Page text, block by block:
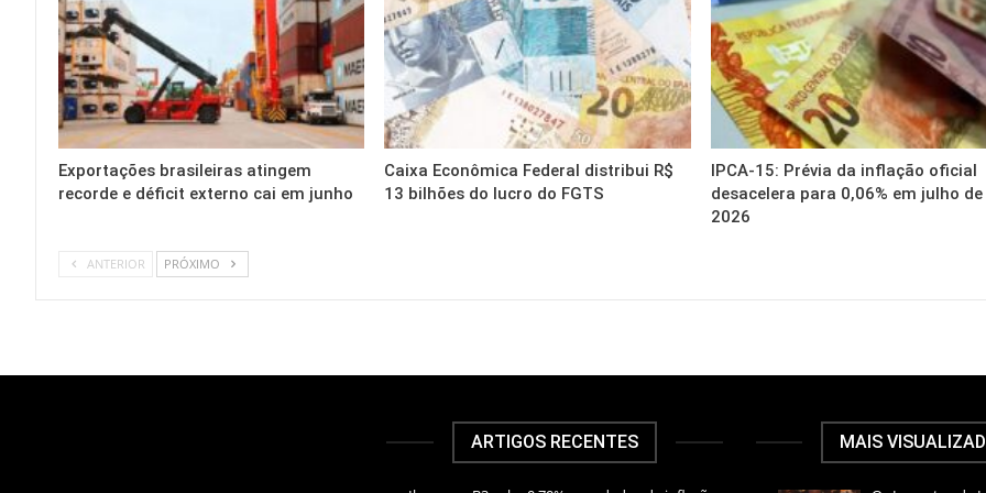
Exportações brasileiras atingem
recorde e déficit externo cai em junho
Caixa Econômica Federal distribui R$
13 bilhões do lucro do FGTS
IPCA-15: Prévia da inflação oficial
desacelera para 0,06% em julho de
2026
ANTERIOR PRÓXIMO
ARTIGOS RECENTES MAIS